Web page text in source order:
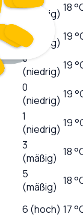
(niedrig) 18
0
(niedrig) 19
0
(niedrig) 19
0
(niedrig) 19
1
(niedrig) 19
3
(mäßig) 18
5
(mäßig) 18
6 (hoch) 17